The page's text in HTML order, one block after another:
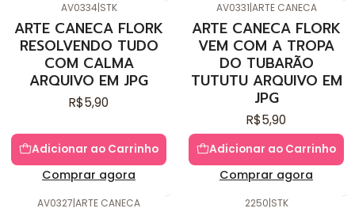
AV0334|STK
ARTE CANECA FLORK
RESOLVENDO TUDO
COM CALMA
ARQUIVO EM JPG
R$5,90
Adicionar ao Carrinho
Comprar agora
AV0331|ARTE CANECA
ARTE CANECA FLORK
VEM COM A TROPA
DO TUBARÃO
TUTUTU ARQUIVO EM
JPG
R$5,90
Adicionar ao Carrinho
Comprar agora
AV0327|ARTE CANECA 2250|STK